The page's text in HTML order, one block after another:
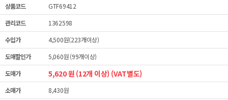
상품코드
GTF69412
관리코드
1362598
수입가
4,500원(223개이상)
도매할인가
5,060원 (99개이상)
도매가
5,620 원 (12개 이상) (VAT별도)
소매가 8,430원